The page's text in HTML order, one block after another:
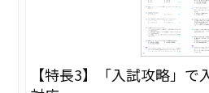
【特長3】「入試攻略」で